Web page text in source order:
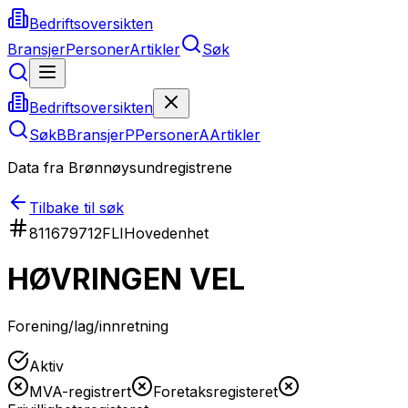
Bedriftsoversikten
BransjerPersonerArtikler Søk
Bedriftsoversikten
SøkBBransjerPPersonerAArtikler
Data fra Brønnøysundregistrene
Tilbake til søk
811679712FLIHovedenhet
HØVRINGEN VEL
Forening/lag/innretning
Aktiv
MVA-registrert
Foretaksregisteret